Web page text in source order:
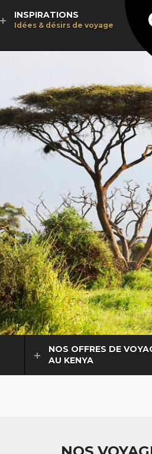
INSPIRATIONS
Idées & désirs de voyage
NOS OFFRES DE
AU KENYA